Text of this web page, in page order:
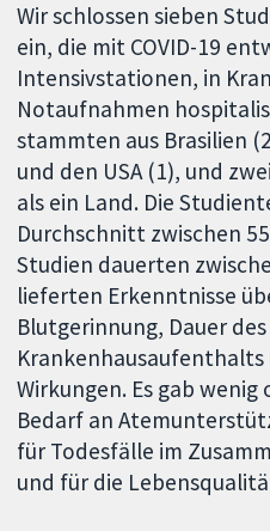
Wir schlossen sieben
ein, die mit COVID-19
Intensivstationen, in
Notaufnahmen
stammten aus Brasilien
und den USA (1), und
als ein Land. Die
Durchschnitt zwischen
Studien dauerten
lieferten Erkenntnisse
Blutgerinnung, Dauer des
Wirkungen. Es gab
Bedarf an
für Todesfälle im
und für die